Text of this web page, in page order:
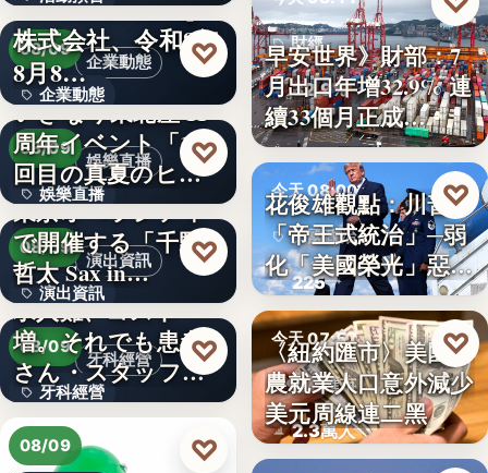
300人
企業動態
08/09
企業動態
文字
株式会社、令和8年
8月8…
♡
娛樂直播
08/09
娛樂直播
11
いぎなり東北産 11
周年イベント「11
回目の真夏のヒロ
イ…
♡
演出資訊
08/09
演出資訊
3
東京オペラシティ
で開催する「千野
哲太 Sax in…
♡
牙科經營
08/09
牙科經營
3,700万円
求人難、コスト
増。それでも患者
さん・スタッフ・
院長を豊か…
♡
08/09 ♡
財經
32.9%
早安世界》財部：7
月出口年增32.9% 連
續33個月正成…
今天 08:00
美國政治
225
花俊雄觀點：川普
「帝王式統治」─弱
化「美國榮光」惡化
「民…
♡
今天 07:57
財經匯市
2.3萬人
〈紐約匯市〉美國非
農就業人口意外減少
美元周線連二黑
♡